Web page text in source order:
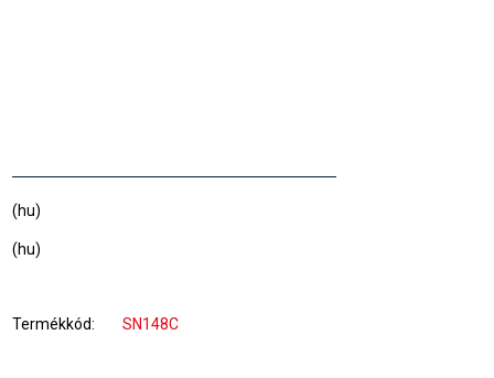
(hu)
(hu)
Termékkód SN148C